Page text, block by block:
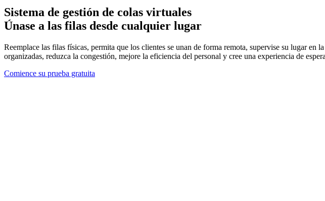
Sistema de gestión de colas virtuales
Únase a las filas desde cualquier lugar
Reemplace las filas físicas, permita que los clientes se unan de forma remota, supervise su lugar
organizadas, reduzca la congestión, mejore la eficiencia del personal y cree una experiencia de
Comience su prueba gratuita